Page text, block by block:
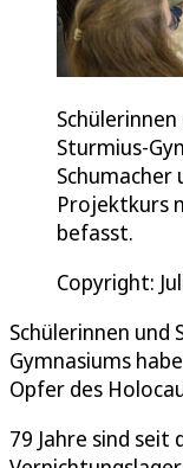
Schülerinnen
Sturmius-
Schumacher
Projektkurs
befasst.
Copyright:
Schülerinnen und
Gymnasiums
Opfer des
79 Jahre sind seit